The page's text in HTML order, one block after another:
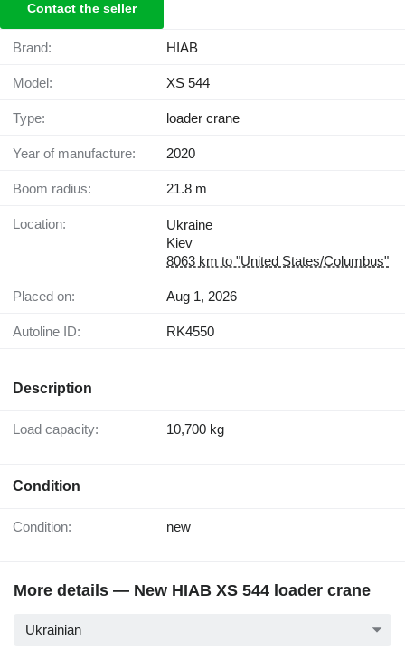
Contact the seller
Brand: HIAB
Model: XS 544
Type: loader crane
Year of manufacture: 2020
Boom radius: 21.8 m
Location:
Ukraine
Kiev
8063 km to "United States/Columbus"
Placed on: Aug 1, 2026
Autoline ID: RK4550
Description
Load capacity: 10,700 kg
Condition
Condition: new
More details — New HIAB XS 544 loader crane
Ukrainian